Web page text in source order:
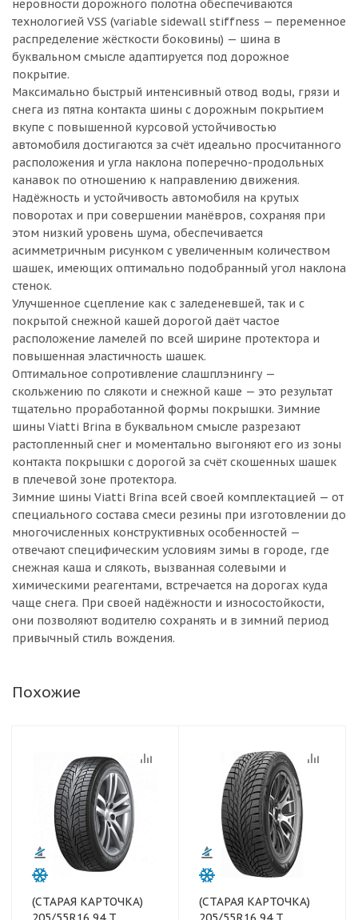
неровности дорожного полотна обеспечиваются
технологией VSS (variable sidewall stiffness — переменное
распределение жёсткости боковины) — шина в
буквальном смысле адаптируется под дорожное
покрытие.
Максимально быстрый интенсивный отвод воды, грязи и
снега из пятна контакта шины с дорожным покрытием
вкупе с повышенной курсовой устойчивостью
автомобиля достигаются за счёт идеально просчитанного
расположения и угла наклона поперечно-продольных
канавок по отношению к направлению движения.
Надёжность и устойчивость автомобиля на крутых
поворотах и при совершении манёвров, сохраняя при
этом низкий уровень шума, обеспечивается
асимметричным рисунком с увеличенным количеством
шашек, имеющих оптимально подобранный угол наклона
стенок.
Улучшенное сцепление как с заледеневшей, так и c
покрытой снежной кашей дорогой даёт частое
расположение ламелей по всей ширине протектора и
повышенная эластичность шашек.
Оптимальное сопротивление слашплэнингу —
скольжению по слякоти и снежной каше — это результат
тщательно проработанной формы покрышки. Зимние
шины Viatti Brina в буквальном смысле разрезают
растопленный снег и моментально выгоняют его из зоны
контакта покрышки с дорогой за счёт скошенных шашек
в плечевой зоне протектора.
Зимние шины Viatti Brina всей своей комплектацией — от
специального состава смеси резины при изготовлении до
многочисленных конструктивных особенностей —
отвечают специфическим условиям зимы в городе, где
снежная каша и слякоть, вызванная солевыми и
химическими реагентами, встречается на дорогах куда
чаще снега. При своей надёжности и износостойкости,
они позволяют водителю сохранять и в зимний период
привычный стиль вождения.
Похожие
(СТАРАЯ КАРТОЧКА)
(СТАРАЯ КАРТОЧКА)